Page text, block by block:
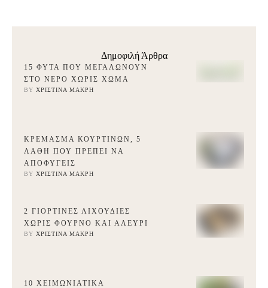
Δημοφιλή Άρθρα
15 ΦΥΤΆ ΠΟΥ ΜΕΓΑΛΏΝΟΥΝ
ΣΤΟ ΝΕΡΌ ΧΩΡΊΣ ΧΏΜΑ
BY ΧΡΙΣΤΊΝΑ ΜΑΚΡΉ
ΚΡΈΜΑΣΜΑ ΚΟΥΡΤΙΝΏΝ, 5
ΛΆΘΗ ΠΟΥ ΠΡΈΠΕΙ ΝΑ
ΑΠΟΦΎΓΕΙΣ
BY ΧΡΙΣΤΊΝΑ ΜΑΚΡΉ
2 ΓΙΟΡΤΙΝΈΣ ΛΙΧΟΥΔΙΈΣ
ΧΩΡΊΣ ΦΟΎΡΝΟ ΚΑΙ ΑΛΕΎΡΙ
BY ΧΡΙΣΤΊΝΑ ΜΑΚΡΉ
10 ΧΕΙΜΩΝΙΆΤΙΚΑ